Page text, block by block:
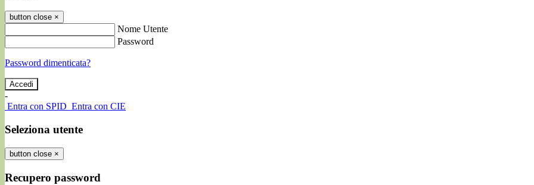
button close ×
Nome Utente
Password
Password dimenticata?
-
Entra con SPID Entra con CIE
Seleziona utente
button close ×
Recupero password